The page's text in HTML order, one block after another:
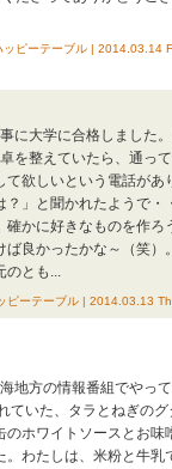
ッピーテーブル | 2014.03.14
に大学に合格しました
を整えていたら、通っ
欲しいという電話があ
」と聞かれたようで・
かに好きなものを作ろ
ば良かったかな～（笑）
のとも...
ピーテーブル | 2014.03.13
地方の情報番組でやっ
ていた、タラとねぎのグ
のホワイトソースとお味
わたしは、米粉と牛乳